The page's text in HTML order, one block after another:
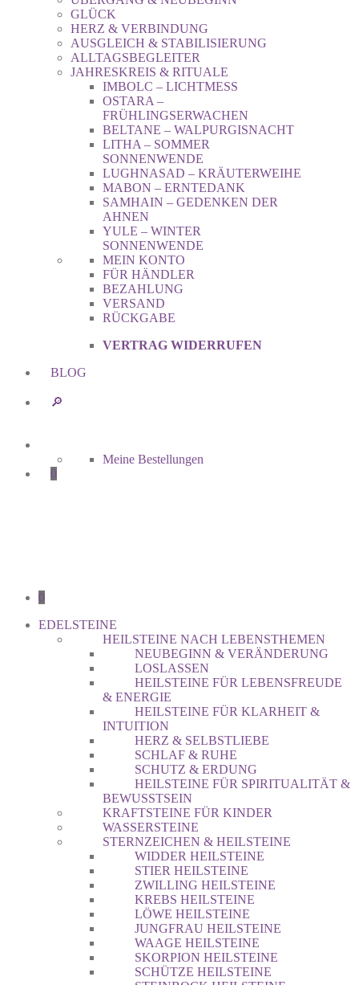
GLÜCK
HERZ & VERBINDUNG
AUSGLEICH & STABILISIERUNG
ALLTAGSBEGLEITER
JAHRESKREIS & RITUALE
IMBOLC – LICHTMESS
OSTARA –
FRÜHLINGSERWACHEN
BELTANE – WALPURGISNACHT
LITHA – SOMMER
SONNENWENDE
LUGHNASAD – KRÄUTERWEIHE
MABON – ERNTEDANK
SAMHAIN – GEDENKEN DER
AHNEN
YULE – WINTER
SONNENWENDE
MEIN KONTO
FÜR HÄNDLER
BEZAHLUNG
VERSAND
RÜCKGABE
VERTRAG WIDERRUFEN
BLOG
🔎︎
Meine Bestellungen
0
0
EDELSTEINE
HEILSTEINE NACH LEBENSTHEMEN
NEUBEGINN & VERÄNDERUNG
LOSLASSEN
HEILSTEINE FÜR LEBENSFREUDE
& ENERGIE
HEILSTEINE FÜR KLARHEIT &
INTUITION
HERZ & SELBSTLIEBE
SCHLAF & RUHE
SCHUTZ & ERDUNG
HEILSTEINE FÜR SPIRITUALITÄT &
BEWUSSTSEIN
KRAFTSTEINE FÜR KINDER
WASSERSTEINE
STERNZEICHEN & HEILSTEINE
WIDDER HEILSTEINE
STIER HEILSTEINE
ZWILLING HEILSTEINE
KREBS HEILSTEINE
LÖWE HEILSTEINE
JUNGFRAU HEILSTEINE
WAAGE HEILSTEINE
SKORPION HEILSTEINE
SCHÜTZE HEILSTEINE